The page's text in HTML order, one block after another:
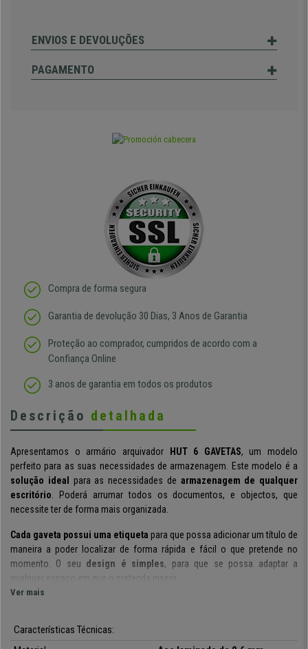
ENVIOS E DEVOLUÇÕES
PAGAMENTO
Compra de forma segura
Garantia de devolução 30 Dias, 3 Anos de Garantia
Proteção ao comprador, cumpridos de acordo com a
Confiança Online
3 anos de garantia em todos os produtos
Descrição detalhada
Apresentamos o armário arquivador HUT 6 GAVETAS, um modelo
perfeito para as suas necessidades de armazenagem. Este modelo é a
solução ideal para as necessidades de armazenagem de qualquer
escritório . Poderá arrumar todos os documentos, e objectos, que
necessite ter de forma mais organizada.
Cada gaveta possui uma etiqueta para que possa adicionar um título de
maneira a poder localizar de forma rápida e fácil o que pretende no
momento. O seu design é simples, para que se possa adaptar a
qualquer espaço em que o pretenda inserir.
resistência máximaspara um uso intensivo. Assegura
Ver mais
Características Técnicas: